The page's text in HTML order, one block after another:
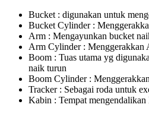
Bucket : digunakan untuk
Bucket Cylinder :
Arm : Mengayunkan bucket
Arm Cylinder : Menggerakkan
Boom : Tuas utama yg
naik turun
Boom Cylinder :
Tracker : Sebagai roda untuk
Kabin : Tempat mengendalikan